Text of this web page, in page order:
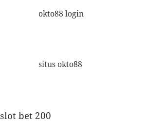
okto88 login
situs okto88
slot bet 200